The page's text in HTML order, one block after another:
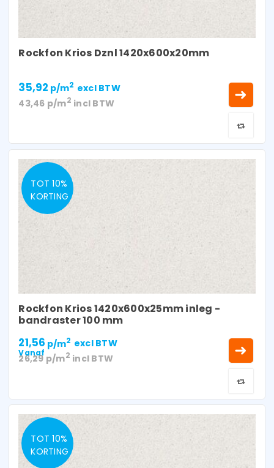
Rockfon Krios Dznl 1420x600x20mm
35,92 p/m2 excl BTW
43,46 p/m2 incl BTW
TOT 10%
KORTING
Rockfon Krios 1420x600x25mm inleg -
bandraster 100 mm
Vanaf
21,56 p/m2 excl BTW
26,29 p/m2 incl BTW
TOT 10%
KORTING